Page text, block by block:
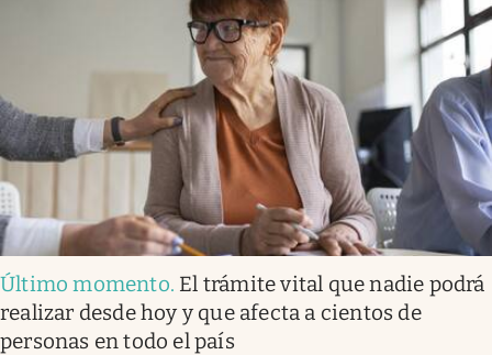
Último momento. El trámite vital que nadie podrá
realizar desde hoy y que afecta a cientos de
personas en todo el país